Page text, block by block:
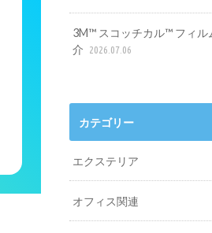
3M™ スコッチカル™ フィル
介
2026.07.06
カテゴリー
エクステリア
オフィス関連